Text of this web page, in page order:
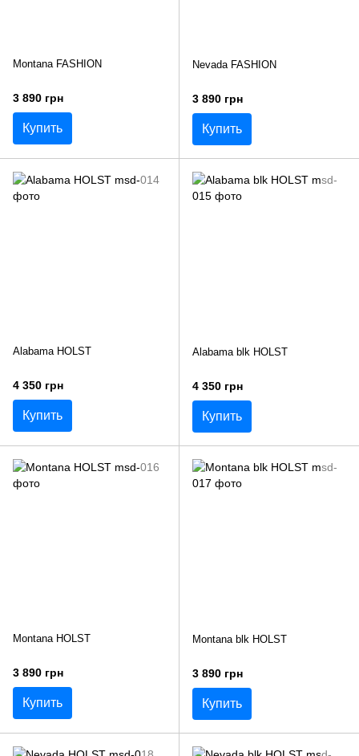
Montana FASHION
3 890 грн
Купить
Nevada FASHION
3 890 грн
Купить
Alabama HOLST
4 350 грн
Купить
Alabama blk HOLST
4 350 грн
Купить
Montana HOLST
3 890 грн
Купить
Montana blk HOLST
3 890 грн
Купить